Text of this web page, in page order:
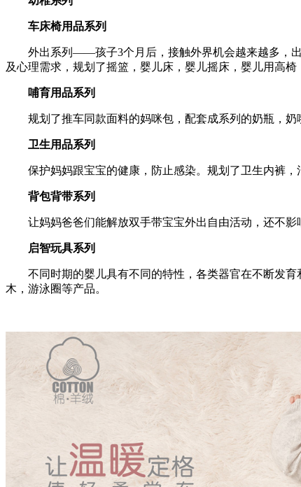
车床椅用品系列
外出系列——孩子3个月后，接触外界机会越来越多，
及心理需求，规划了摇篮，婴儿床，婴儿摇床，婴儿用高椅
哺育用品系列
规划了推车同款面料的妈咪包，配套成系列的奶瓶，
卫生用品系列
保护妈妈跟宝宝的健康，防止感染。规划了卫生内裤
背包背带系列
让妈妈爸爸们能解放双手带宝宝外出自由活动，还不
启智玩具系列
不同时期的婴儿具有不同的特性，各类器官在不断发
木，游泳圈等产品。